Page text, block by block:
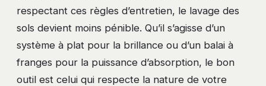
respectant ces règles d’entretien, le lavage des
sols devient moins pénible. Qu’il s’agisse d’un
système à plat pour la brillance ou d’un balai à
franges pour la puissance d’absorption, le bon
outil est celui qui respecte la nature de votre